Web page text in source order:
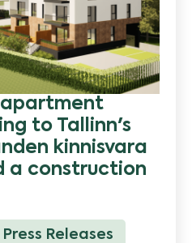
apartment
to Tallinn's
kinnisvara
a construction
Press Releases